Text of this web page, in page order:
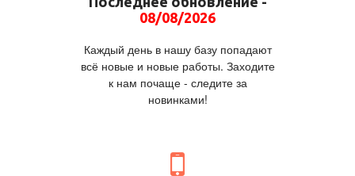
08/08/2026
Каждый день в нашу базу попадают
всё новые и новые работы. Заходите
к нам почаще - следите за
новинками!